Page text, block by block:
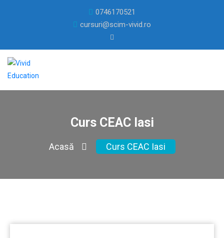
0746170521
cursuri@scim-vivid.ro
Curs CEAC Iasi
Acasă Curs CEAC Iasi